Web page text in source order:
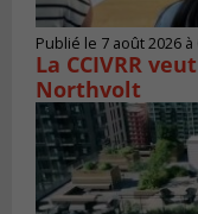
Publié le 7 août 2026 à
La CCIVRR
Northvolt